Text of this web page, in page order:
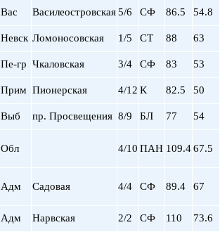
Приморская
Пушкинская
Сенная пл.
Старая Деревня
Удельная
Фрунзенская
Чернышевская
Вас Василеостровская5/6 СФ 86.5 54.8
Невск Ломоносовская 1/5 СТ 88 63
Пе-гр Чкаловская 3/4 СФ 83 53
Прим Пионерская 4/12 К 82.5 50
Выб пр. Просвещения 8/9 БЛ 77 54
Обл 4/10 ПАН 109.467.5
Адм Садовая 4/4 СФ 89.4 67
Адм Нарвская 2/2 СФ 110 73.6